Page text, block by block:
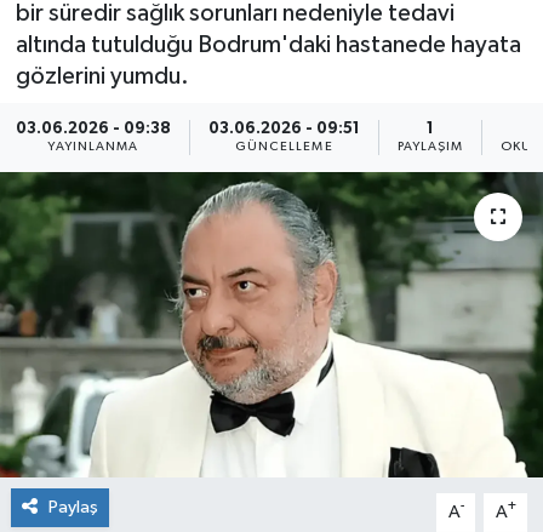
bir süredir sağlık sorunları nedeniyle tedavi
altında tutulduğu Bodrum'daki hastanede hayata
gözlerini yumdu.
03.06.2026 - 09:38
YAYINLANMA
03.06.2026 - 09:51
GÜNCELLEME
1
PAYLAŞIM
Paylaş A- A+
Gündem
Sağlık
Spor
Teknoloji
Türkiye
Son Dakika Haberleri